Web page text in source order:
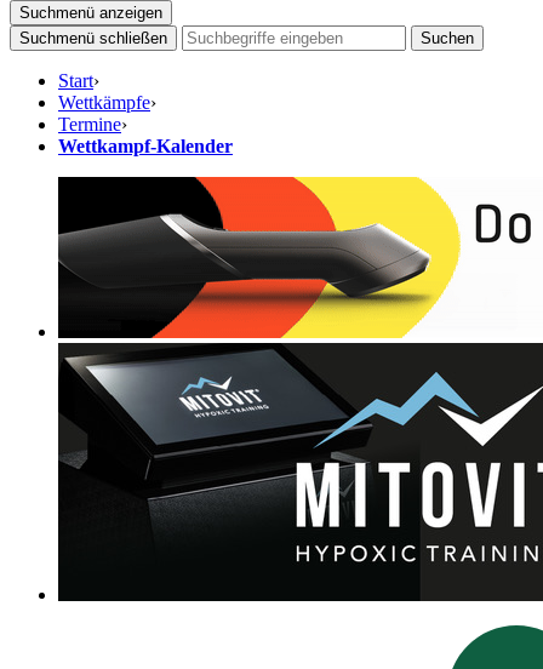
Suchmenü anzeigen
Suchmenü schließen
Suchen
Start›
Wettkämpfe›
Termine›
Wettkampf-Kalender